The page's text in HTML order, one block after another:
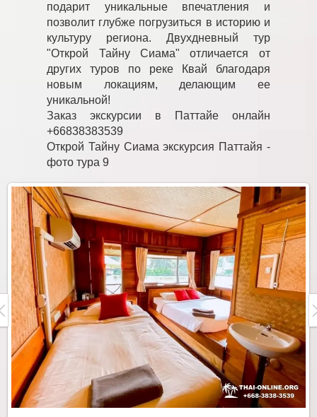
подарит уникальные впечатления и
позволит глубже погрузиться в историю и
культуру региона. Двухдневный тур
"Открой Тайну Сиама" отличается от
других туров по реке Квай благодаря
новым локациям, делающим ее
уникальной!
Заказ экскурсии в Паттайе онлайн
+66838383539
Открой Тайну Сиама экскурсия Паттайя -
фото тура 9